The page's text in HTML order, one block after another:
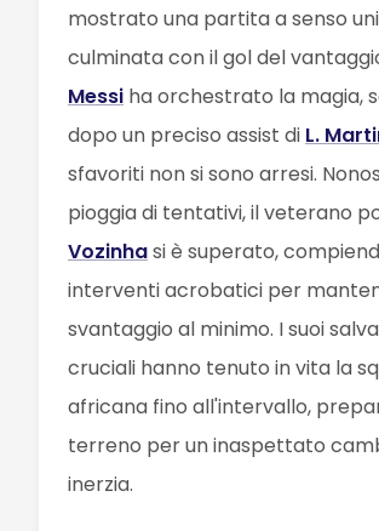
mostrato una partita a senso
culminata con il gol del
Messi ha orchestrato la magia,
dopo un preciso assist di L.
sfavoriti non si sono arresi.
pioggia di tentativi, il veterano
Vozinhasi è superato,
interventi acrobatici per
svantaggio al minimo. I suoi
cruciali hanno tenuto in vita la
africana fino all'intervallo,
terreno per un inaspettato
inerzia.